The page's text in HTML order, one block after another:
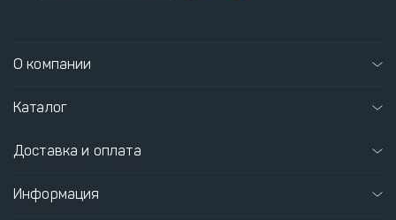
О компании
Каталог
Доставка и оплата
Информация